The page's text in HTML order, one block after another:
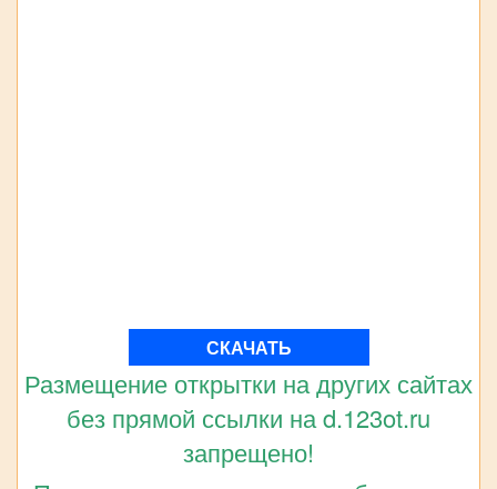
СКАЧАТЬ
Размещение открытки на других сайтах
без прямой ссылки на d.123ot.ru
запрещено!